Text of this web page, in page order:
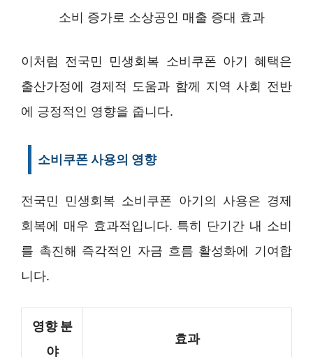
소비 증가로 소상공인 매출 증대 효과
이처럼 전국민 민생회복 소비쿠폰 아기 혜택은
출산가정에 경제적 도움과 함께 지역 사회 전반
에 긍정적인 영향을 줍니다.
소비쿠폰 사용의 영향
전국민 민생회복 소비쿠폰 아기의 사용은 경제
회복에 매우 효과적입니다. 특히 단기간 내 소비
를 촉진해 즉각적인 자금 흐름 활성화에 기여합
니다.
영향 분
야
효과